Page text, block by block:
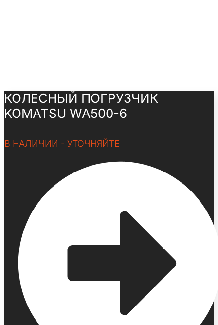
КОЛЕСНЫЙ ПОГРУЗЧИК
KOMATSU WA500-6
В НАЛИЧИИ - УТОЧНЯЙТЕ